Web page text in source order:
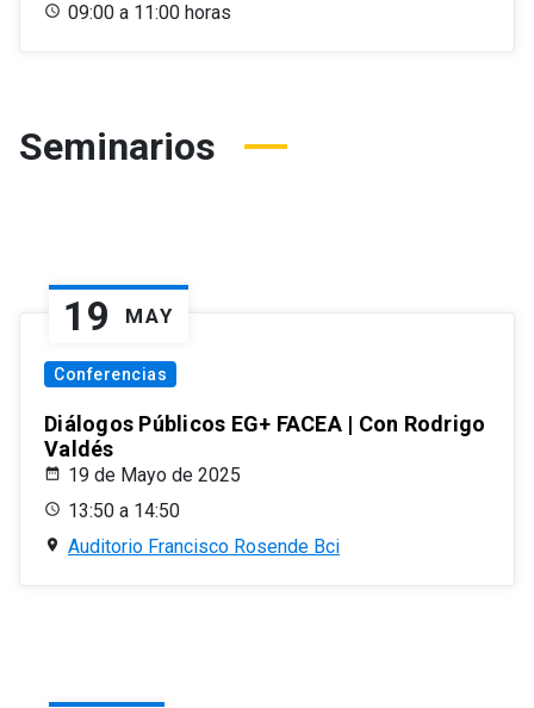
09:00 a 11:00 horas
Seminarios
19 MAY
Conferencias
Diálogos Públicos EG+ FACEA | Con Rodrigo
Valdés
19 de Mayo de 2025
13:50 a 14:50
Auditorio Francisco Rosende Bci